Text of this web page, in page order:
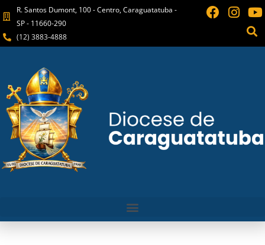
R. Santos Dumont, 100 - Centro, Caraguatatuba -
SP - 11660-290
(12) 3883-4888